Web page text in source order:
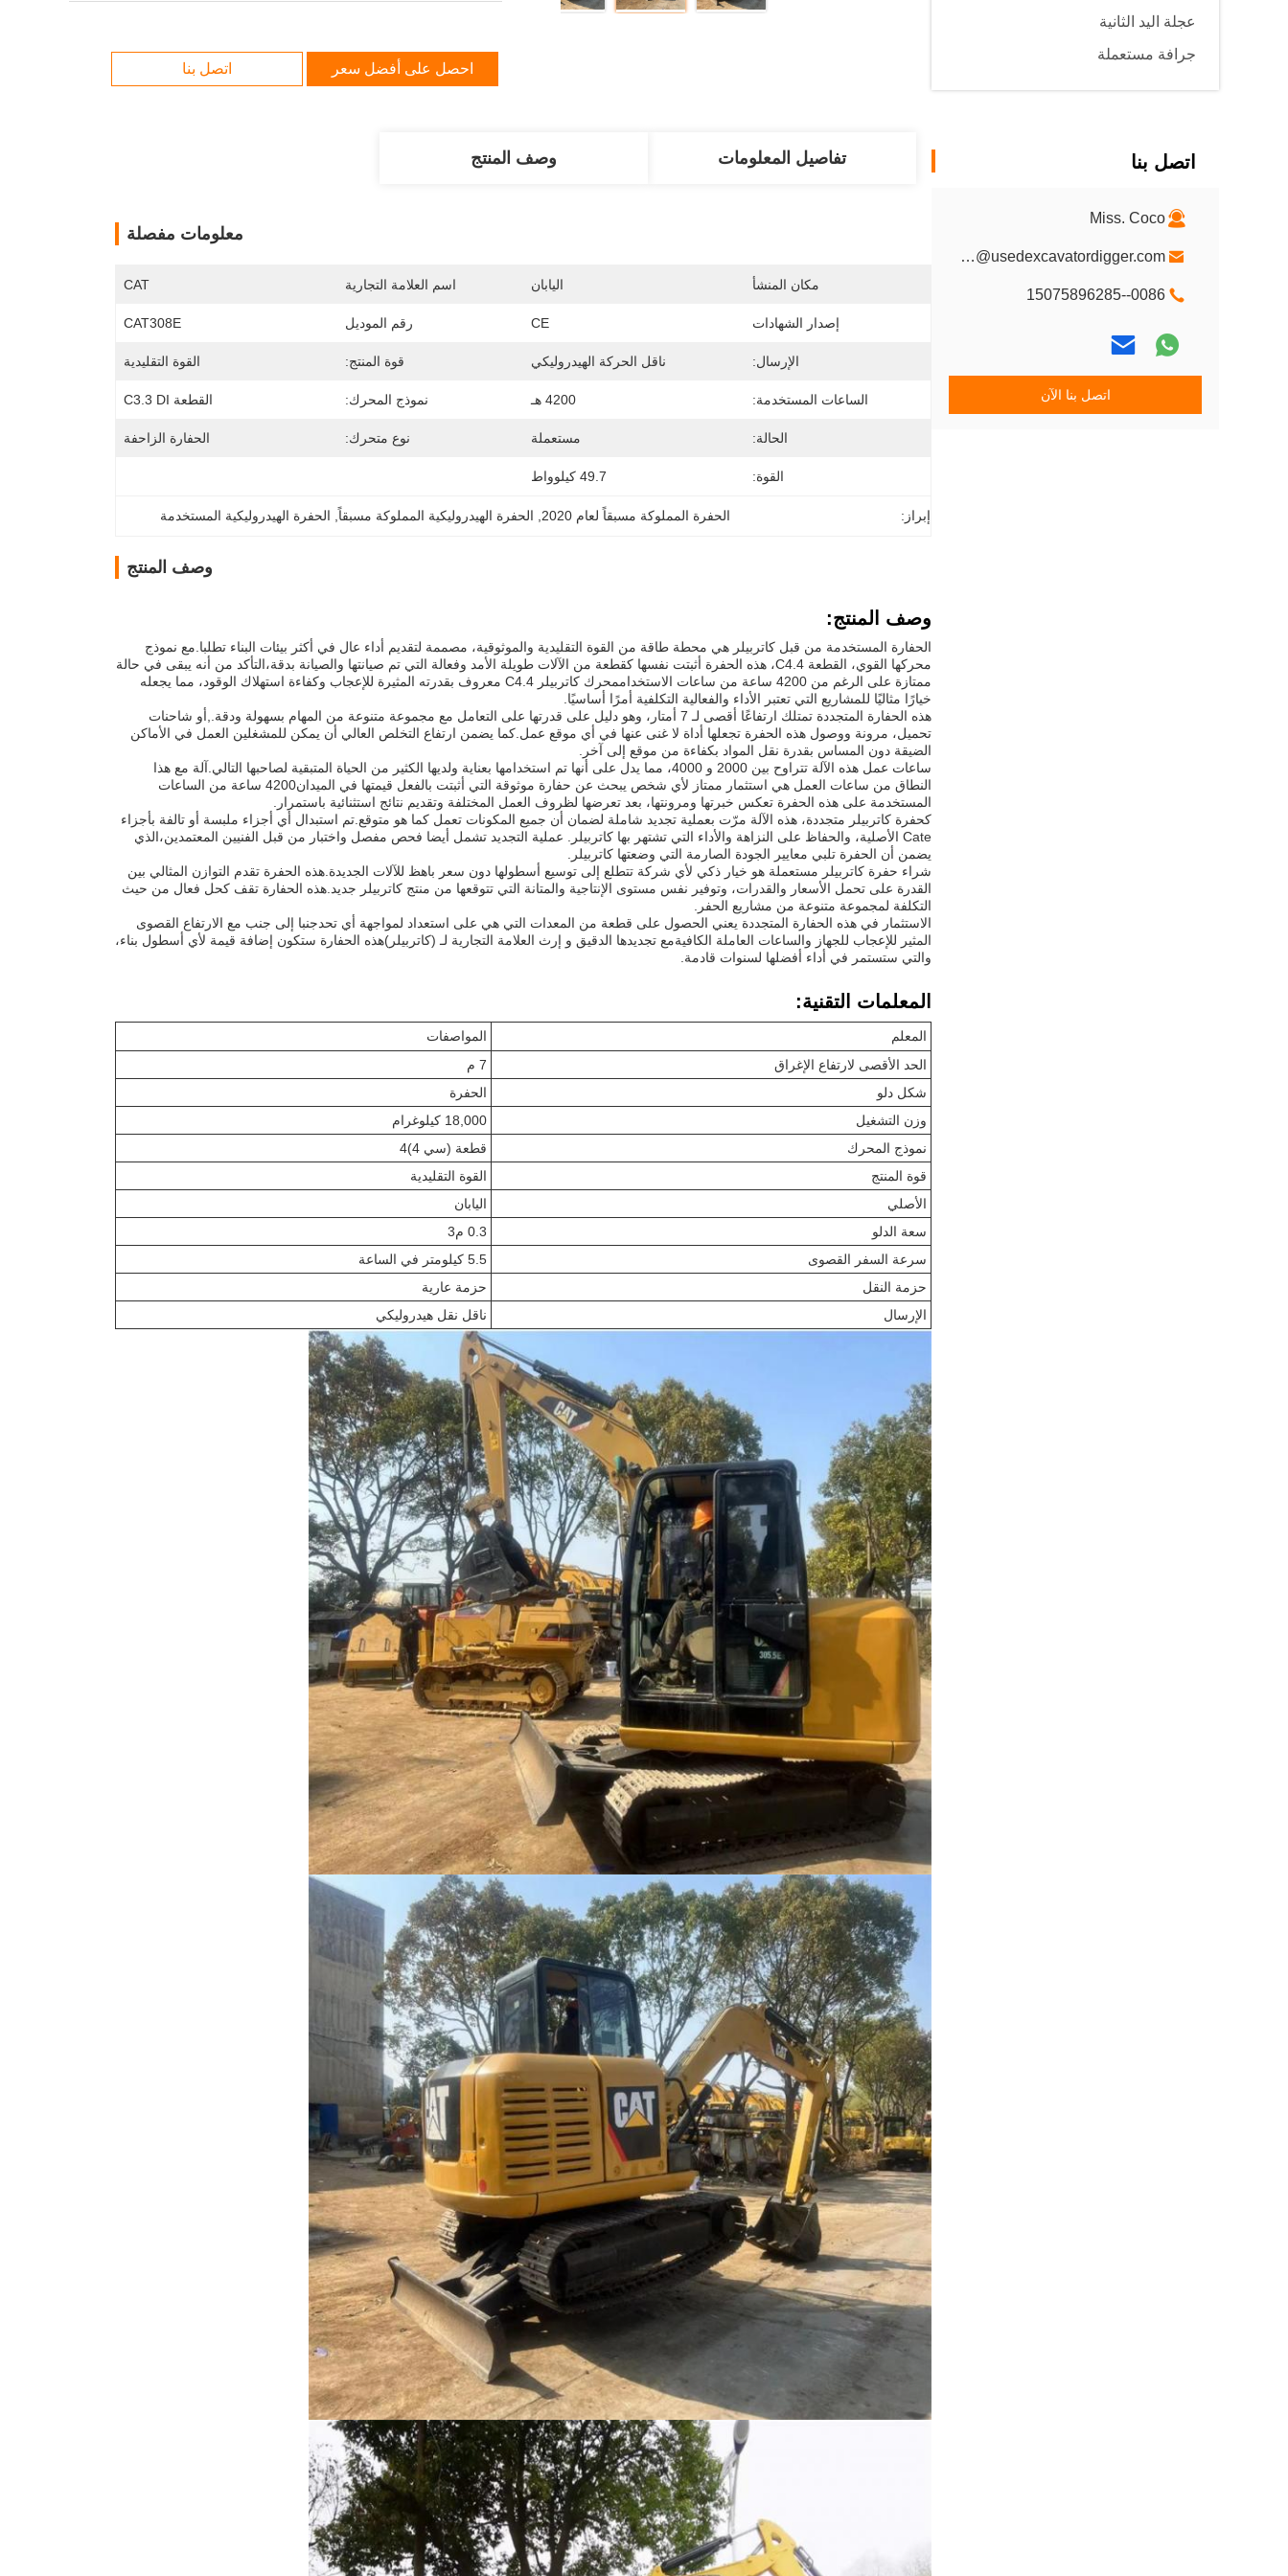
عجلة اليد الثانية
جرافة مستعملة
اتصل بنا
Miss. Coco
Oltx-1@usedexcavatordigger.com
0086--15075896285
اتصل بنا الآن
احصل على أفضل سعر اتصل بنا
تفاصيل المعلومات وصف المنتج
معلومات مفصلة
مكان المنشأ اليابان اسم العلامة التجارية CAT
إصدار الشهادات CE رقم الموديل CAT308E
الإرسال: ناقل الحركة الهيدروليكي قوة المنتج: القوة التقليدية
الساعات المستخدمة: 4200 هـ نموذج المحرك: القطعة C3.3 DI
الحالة: مستعملة نوع متحرك: الحفارة الزاحفة
القوة: 49.7 كيلوواط
إبراز: الحفرة المملوكة مسبقاً لعام 2020 الحفرة الهيدروليكية المملوكة مسبقاً الحفرة الهيدروليكية المستخدمة
وصف المنتج
وصف المنتج:
الحفارة المستخدمة من قبل كاتربيلر هي محطة طاقة من القوة التقليدية والموثوقية، مصممة لتقديم أداء عال في أكثر بيئات البناء تطلبا.مع نموذج
محركها القوي، القطعة C4.4، هذه الحفرة أثبتت نفسها كقطعة من الآلات طويلة الأمد وفعالة التي تم صيانتها والصيانة بدقة،التأكد من أنه يبقى في حالة
ممتازة على الرغم من 4200 ساعة من ساعات الاستخداممحرك كاتربيلر C4.4 معروف بقدرته المثيرة للإعجاب وكفاءة استهلاك الوقود، مما يجعله
خيارًا مثاليًا للمشاريع التي تعتبر الأداء والفعالية التكلفية أمرًا أساسيًا.
هذه الحفارة المتجددة تمتلك ارتفاعًا أقصى لـ 7 أمتار، وهو دليل على قدرتها على التعامل مع مجموعة متنوعة من المهام بسهولة ودقة.,أو شاحنات
تحميل، مرونة ووصول هذه الحفرة تجعلها أداة لا غنى عنها في أي موقع عمل.كما يضمن ارتفاع التخلص العالي أن يمكن للمشغلين العمل في الأماكن
الضيقة دون المساس بقدرة نقل المواد بكفاءة من موقع إلى آخر.
ساعات عمل هذه الآلة تتراوح بين 2000 و 4000، مما يدل على أنها تم استخدامها بعناية ولديها الكثير من الحياة المتبقية لصاحبها التالي.آلة مع هذا
النطاق من ساعات العمل هي استثمار ممتاز لأي شخص يبحث عن حفارة موثوقة التي أثبتت بالفعل قيمتها في الميدان4200 ساعة من الساعات
المستخدمة على هذه الحفرة تعكس خبرتها ومرونتها، بعد تعرضها لظروف العمل المختلفة وتقديم نتائج استثنائية باستمرار.
كحفرة كاتربيلر متجددة، هذه الآلة مرّت بعملية تجديد شاملة لضمان أن جميع المكونات تعمل كما هو متوقع.تم استبدال أي أجزاء ملبسة أو تالفة بأجزاء
Cate الأصلية، والحفاظ على النزاهة والأداء التي تشتهر بها كاتربيلر. عملية التجديد تشمل أيضا فحص مفصل واختبار من قبل الفنيين المعتمدين،الذي
يضمن أن الحفرة تلبي معايير الجودة الصارمة التي وضعتها كاتربيلر.
شراء حفرة كاتربيلر مستعملة هو خيار ذكي لأي شركة تتطلع إلى توسيع أسطولها دون سعر باهظ للآلات الجديدة.هذه الحفرة تقدم التوازن المثالي بين
القدرة على تحمل الأسعار والقدرات، وتوفير نفس مستوى الإنتاجية والمتانة التي تتوقعها من منتج كاتربيلر جديد.هذه الحفارة تقف كحل فعال من حيث
التكلفة لمجموعة متنوعة من مشاريع الحفر.
الاستثمار في هذه الحفارة المتجددة يعني الحصول على قطعة من المعدات التي هي على استعداد لمواجهة أي تحدجنبا إلى جنب مع الارتفاع القصوى
المثير للإعجاب للجهاز والساعات العاملة الكافيةمع تجديدها الدقيق و إرث العلامة التجارية لـ (كاتربيلر)هذه الحفارة ستكون إضافة قيمة لأي أسطول بناء،
والتي ستستمر في أداء أفضلها لسنوات قادمة.
المعلمات التقنية:
المعلم
المواصفات
الحد الأقصى لارتفاع الإغراق
7 م
شكل دلو
الحفرة
وزن التشغيل
18,000 كيلوغرام
نموذج المحرك
قطعة (سي 4)4
قوة المنتج
القوة التقليدية
الأصلي
اليابان
سعة الدلو
0.3 م3
سرعة السفر القصوى
5.5 كيلومتر في الساعة
حزمة النقل
حزمة عارية
الإرسال
ناقل نقل هيدروليكي